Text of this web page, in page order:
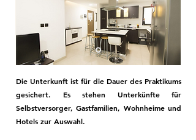
Die Unterkunft ist für die Dauer des Praktikums
gesichert. Es stehen Unterkünfte für
Selbstversorger, Gastfamilien, Wohnheime und
Hotels zur Auswahl.